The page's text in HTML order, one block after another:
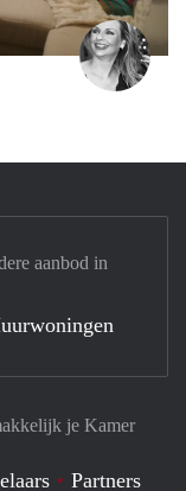
je Kamer
Partners
aanbod in